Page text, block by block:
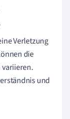
Verletzung
die
und